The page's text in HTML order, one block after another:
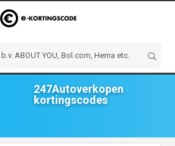
247Autoverkopen
kortingscodes